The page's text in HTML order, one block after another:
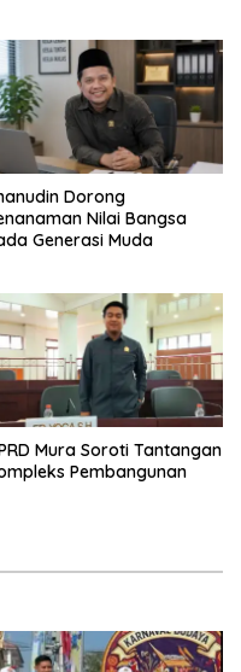
Dorong
Nilai Bangsa
Generasi Muda
Mura Soroti Tantangan
Pembangunan